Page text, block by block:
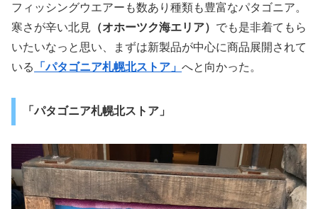
フィッシングウエアーも数あり種類も豊富なパタゴニア。
寒さが辛い北見 （オホーツク海エリア） でも是非着てもら
いたいなっと思い、まずは新製品が中心に商品展開されて
いる
「パタゴニア札幌北ストア」 へと向かった。
「パタゴニア札幌北ストア」